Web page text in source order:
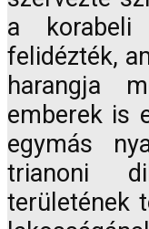
a korabeli
felidézték,
harangja
emberek is
egymás
trianoni
területének